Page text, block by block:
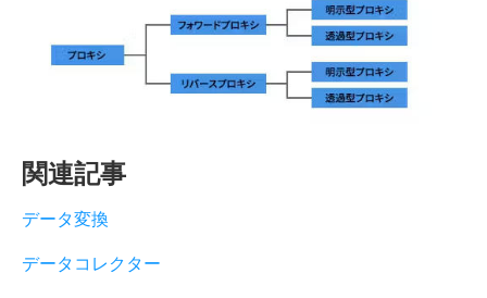
関連記事
データ変換
データコレクター